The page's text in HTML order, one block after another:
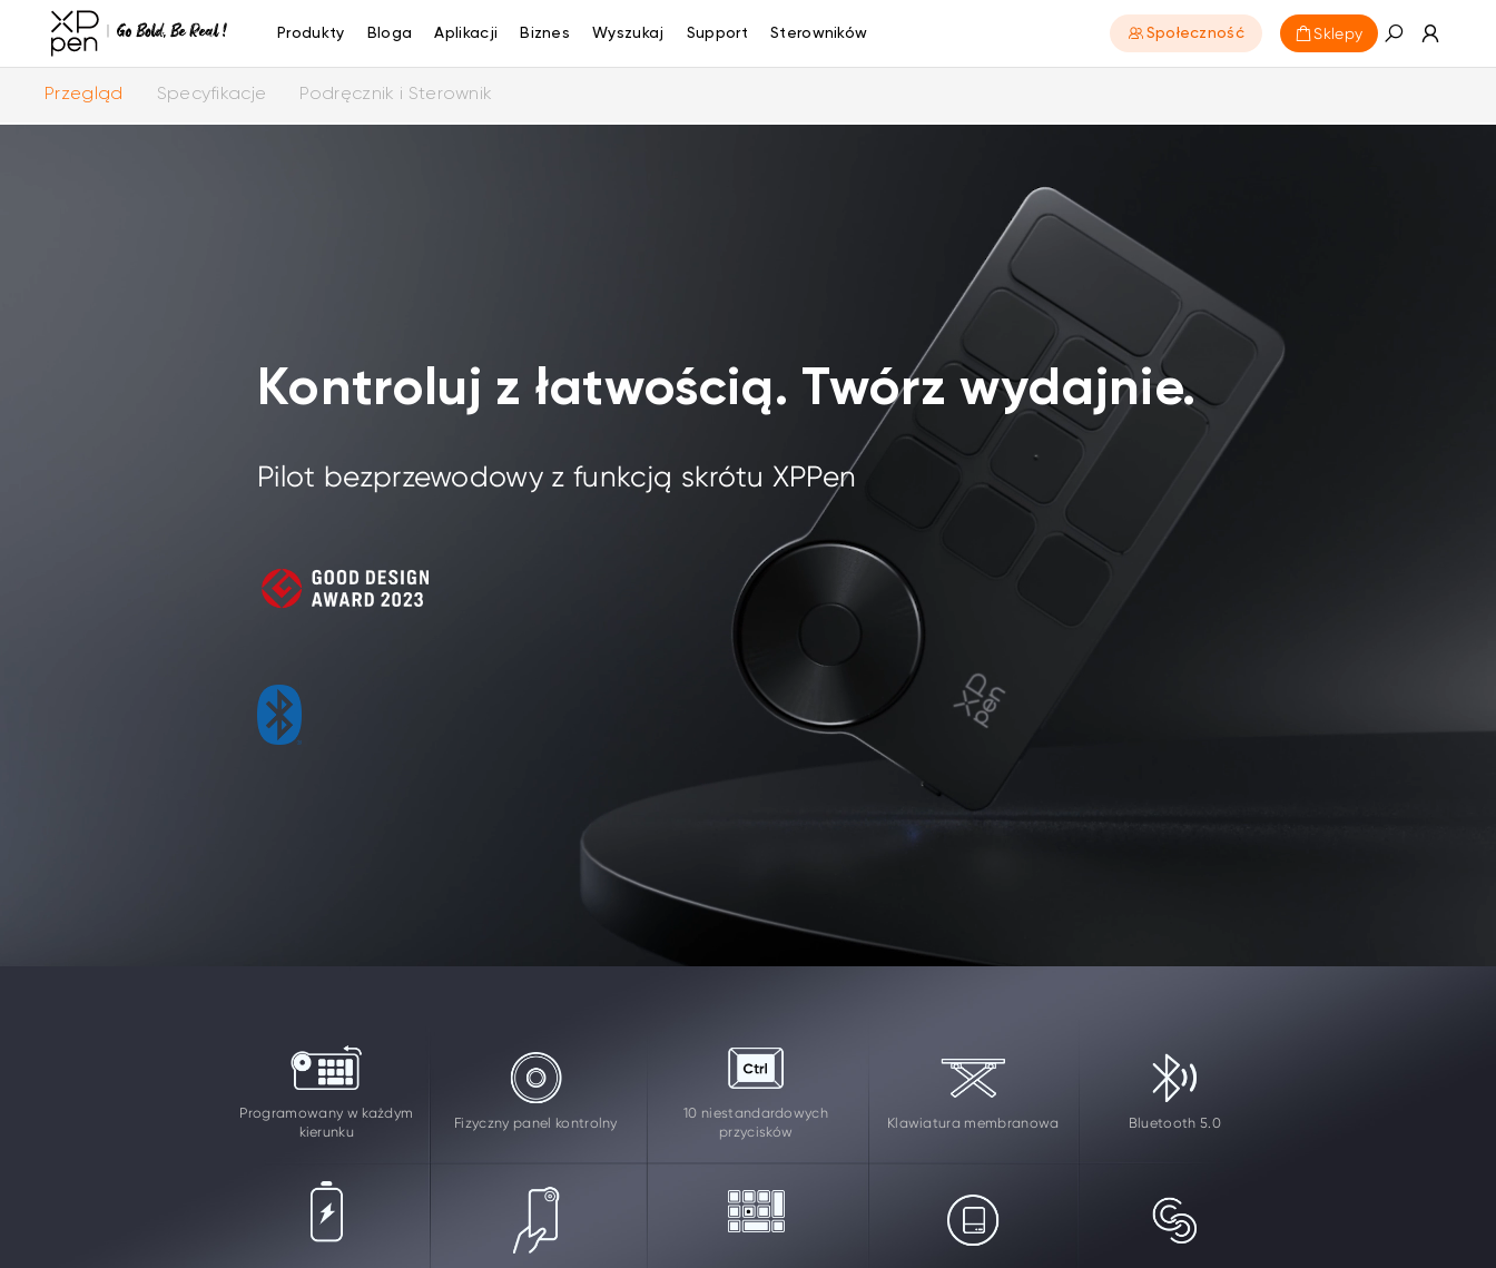
Produkty Bloga Aplikacji Biznes Wyszukaj Support Sterowników Społeczność Sklepy
Przegląd Specyfikacje Podręcznik i Sterownik
Kontroluj z łatwością. Twórz wydajnie.
Pilot bezprzewodowy z funkcją skrótu XPPen
Programowany w każdym
kierunku
Fizyczny panel kontrolny
10 niestandardowych
przycisków
Klawiatura membranowa Bluetooth 5.0